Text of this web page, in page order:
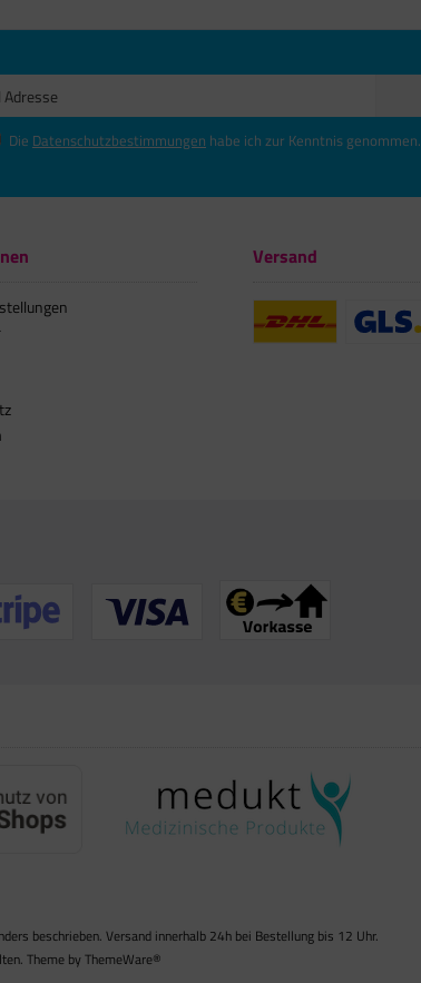
Die Datenschutzbestimmungen habe ich zur Kenntnis genommen.
Versand
beschrieben. Versand innerhalb 24h bei Bestellung bis 12 Uhr.
Theme byThemeWare®